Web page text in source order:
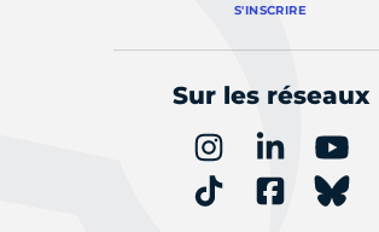
S'INSCRIRE
Sur les réseaux